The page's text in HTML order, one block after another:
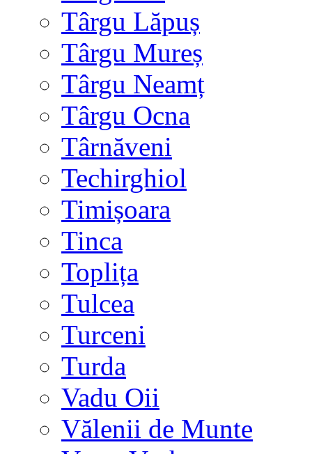
Târgu Lăpuș
Târgu Mureș
Târgu Neamț
Târgu Ocna
Târnăveni
Techirghiol
Timișoara
Tinca
Toplița
Tulcea
Turceni
Turda
Vadu Oii
Vălenii de Munte